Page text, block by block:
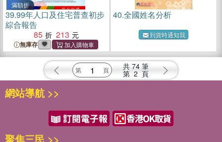
滿額折
39.99年人口及住宅普查初步
綜合報告
85
213
無庫存
40.全國姓名分析
到貨時通知我
共 74 筆
第 2 頁
網站導航 >>
聚焦三民 >>